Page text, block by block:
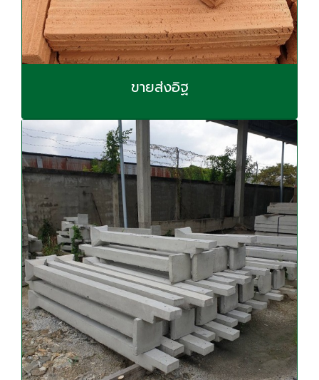
ขายส่งอิฐ